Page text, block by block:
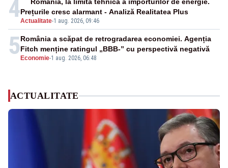
4Actualitate-1 aug. 2026, 09:46
Prețurile cresc alarmant - Analiză Realitatea Plus
5 Economie-1 aug. 2026, 06:48
România a scăpat de retrogradarea economiei. Agenția
Fitch menține ratingul „BBB-” cu perspectivă negativă
ACTUALITATE